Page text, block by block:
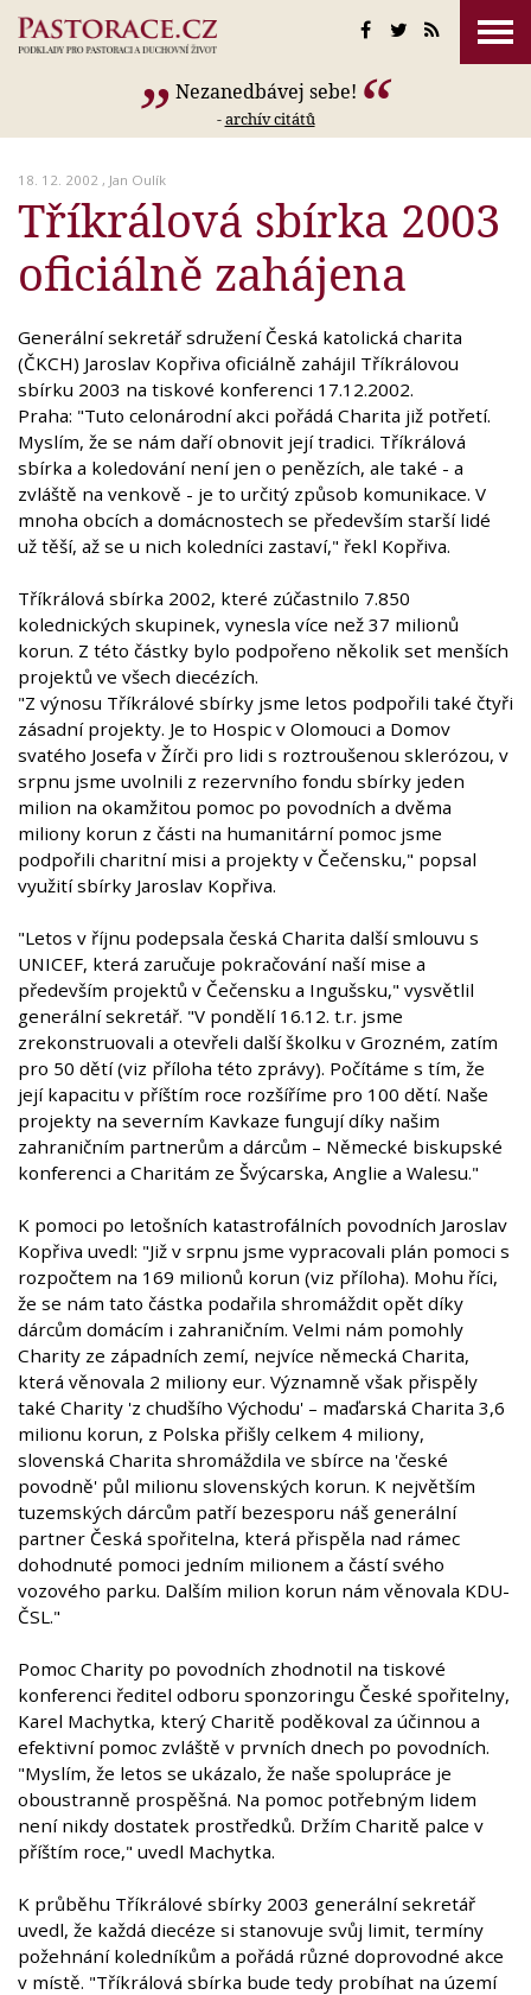
Nezanedbávej sebe!
-archív citátů
18. 12. 2002 , Jan Oulík
Tříkrálová sbírka 2003
oficiálně zahájena
Generální sekretář sdružení Česká katolická charita
(ČKCH) Jaroslav Kopřiva oficiálně zahájil Tříkrálovou
sbírku 2003 na tiskové konferenci 17.12.2002.
Praha: "Tuto celonárodní akci pořádá Charita již potřetí.
Myslím, že se nám daří obnovit její tradici. Tříkrálová
sbírka a koledování není jen o penězích, ale také - a
zvláště na venkově - je to určitý způsob komunikace. V
mnoha obcích a domácnostech se především starší lidé
už těší, až se u nich koledníci zastaví," řekl Kopřiva.
Tříkrálová sbírka 2002, které zúčastnilo 7.850
kolednických skupinek, vynesla více než 37 milionů
korun. Z této částky bylo podpořeno několik set menších
projektů ve všech diecézích.
"Z výnosu Tříkrálové sbírky jsme letos podpořili také čtyři
zásadní projekty. Je to Hospic v Olomouci a Domov
svatého Josefa v Žírči pro lidi s roztroušenou sklerózou, v
srpnu jsme uvolnili z rezervního fondu sbírky jeden
milion na okamžitou pomoc po povodních a dvěma
miliony korun z části na humanitární pomoc jsme
podpořili charitní misi a projekty v Čečensku," popsal
využití sbírky Jaroslav Kopřiva.
"Letos v říjnu podepsala česká Charita další smlouvu s
UNICEF, která zaručuje pokračování naší mise a
především projektů v Čečensku a Ingušsku," vysvětlil
generální sekretář. "V pondělí 16.12. t.r. jsme
zrekonstruovali a otevřeli další školku v Grozném, zatím
pro 50 dětí (viz příloha této zprávy). Počítáme s tím, že
její kapacitu v příštím roce rozšíříme pro 100 dětí. Naše
projekty na severním Kavkaze fungují díky našim
zahraničním partnerům a dárcům – Německé biskupské
konferenci a Charitám ze Švýcarska, Anglie a Walesu."
K pomoci po letošních katastrofálních povodních Jaroslav
Kopřiva uvedl: "Již v srpnu jsme vypracovali plán pomoci s
rozpočtem na 169 milionů korun (viz příloha). Mohu říci,
že se nám tato částka podařila shromáždit opět díky
dárcům domácím i zahraničním. Velmi nám pomohly
Charity ze západních zemí, nejvíce německá Charita,
která věnovala 2 miliony eur. Významně však přispěly
také Charity 'z chudšího Východu' – maďarská Charita 3,6
milionu korun, z Polska přišly celkem 4 miliony,
slovenská Charita shromáždila ve sbírce na 'české
povodně' půl milionu slovenských korun. K největším
tuzemských dárcům patří bezesporu náš generální
partner Česká spořitelna, která přispěla nad rámec
dohodnuté pomoci jedním milionem a částí svého
vozového parku. Dalším milion korun nám věnovala KDU-
ČSL."
Pomoc Charity po povodních zhodnotil na tiskové
konferenci ředitel odboru sponzoringu České spořitelny,
Karel Machytka, který Charitě poděkoval za účinnou a
efektivní pomoc zvláště v prvních dnech po povodních.
"Myslím, že letos se ukázalo, že naše spolupráce je
oboustranně prospěšná. Na pomoc potřebným lidem
není nikdy dostatek prostředků. Držím Charitě palce v
příštím roce," uvedl Machytka.
K průběhu Tříkrálové sbírky 2003 generální sekretář
uvedl, že každá diecéze si stanovuje svůj limit, termíny
požehnání koledníkům a pořádá různé doprovodné akce
v místě. "Tříkrálová sbírka bude tedy probíhat na území